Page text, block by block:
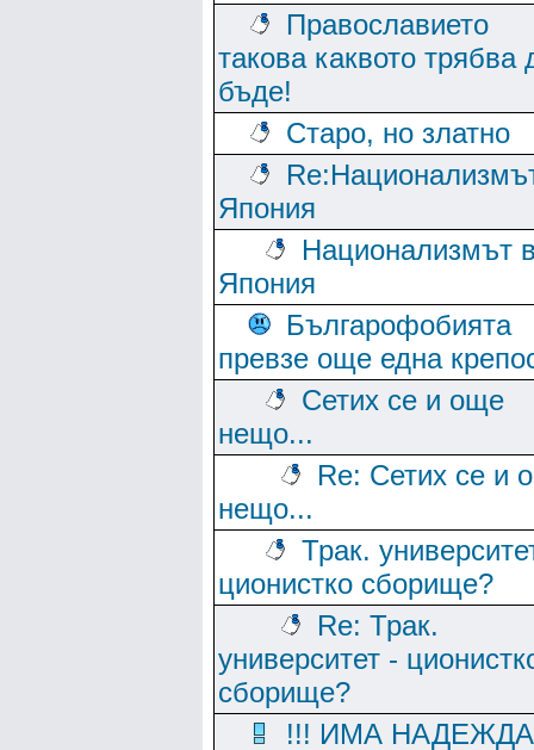
Православието
такова каквото трябва
бъде!
Старо, но златно
Япония
Национализмът
Япония
Българофобията
превзе още една
Сетих се и още
нещо...
Re: Сетих се и
нещо...
Трак.
ционистко сборище?
Re: Трак.
университет -
сборище?
!!! ИМА